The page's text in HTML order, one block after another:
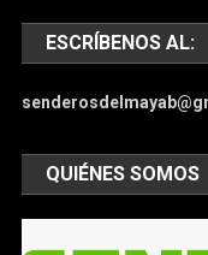
ESCRÍBENOS AL:
QUIÉNES SOMOS